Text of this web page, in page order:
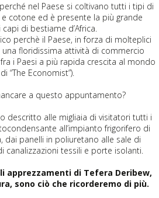
nel Paese si coltivano tutti i tipi di
cotone ed è presente la più grande
di bestiame d’Africa.
perchè il Paese, in forza di molteplici
floridissima attività di commercio
i Paesi a più rapida crescita al mondo
“The Economist”).
a questo appuntamento?
descritto alle migliaia di visitatori tutti i
all’impianto frigorifero di
dai panelli in poliuretano alle sale di
canalizzazioni tessili e porte isolanti.
apprezzamenti di Tefera Deribew,
sono ciò che ricorderemo di più.